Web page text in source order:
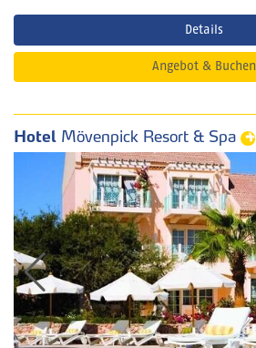
Details
Angebot & Buchen
Hotel Mövenpick Resort & Spa